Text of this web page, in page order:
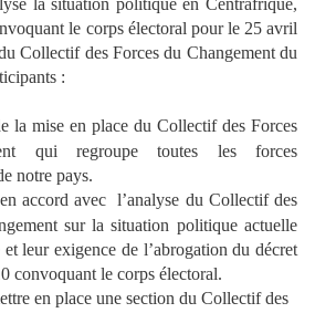
la situation politique en Centrafrique,
le corps électoral pour le 25 avril
Collectif des Forces du Changement du
:
la mise en place du Collectif des Forces
qui regroupe toutes les forces
notre pays.
accord avec l’analyse du Collectif des
sur la situation politique actuelle
leur exigence de l’abrogation du décret
convoquant le corps électoral.
en place une section du Collectif des